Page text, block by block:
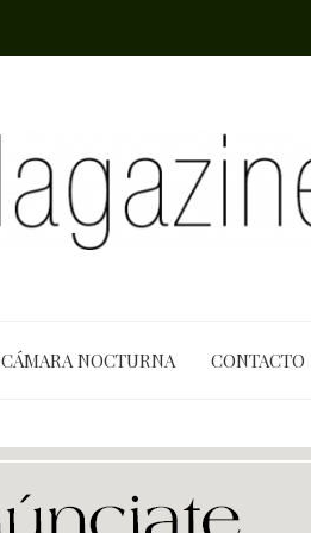
CÁMARA NOCTURNA CONTACTO